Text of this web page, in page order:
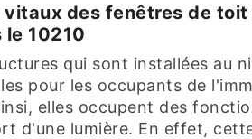
des fenêtres de toit
le 10210
qui sont installées au
pour les occupants de
elles occupent des
d'une lumière. En effet,